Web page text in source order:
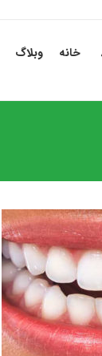
خانه وبلاگ